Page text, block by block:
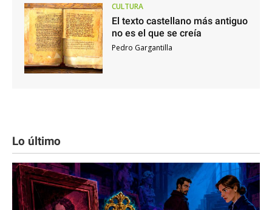
CULTURA
El texto castellano más antiguo
no es el que se creía
Pedro Gargantilla
Lo último